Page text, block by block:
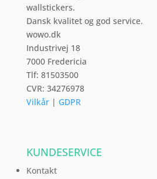
wallstickers.
Dansk kvalitet og god service.
wowo.dk
Industrivej 18
7000 Fredericia
Tlf: 81503500
CVR: 34276978
Vilkår| GDPR
KUNDESERVICE
Kontakt